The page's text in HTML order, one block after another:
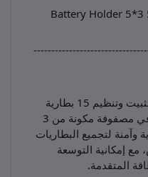
اسم المنتج: حامل بطاريات 3×5 3*5 Battery Holder
حامل شبكي بلاستيكي مصمم لتثبيت وتنظيم 15 بطارية
ليثيوم أسطوانية (مثل 18650) في مصفوفة مكونة من 3
قوية وآمنة لتجميع البطاريات
إمكانية التوسعة
المتقدمة.